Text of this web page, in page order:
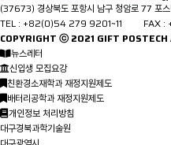
(37673) 경상북도 포항시 남구 청암로 77 포
TEL : +82(0)54 279 9201~11 FAX :
COPYRIGHT ⓒ 2021 GIFT
뉴스레터
신입생 모집요강
친환경소재학과 재정지원제도
배터리공학과 재정지원제도
개인정보 처리방침
대구경북과학기술원